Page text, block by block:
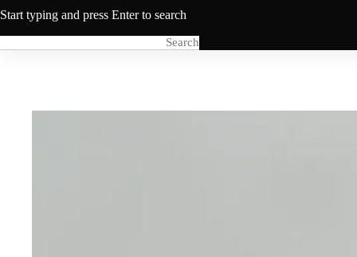
Start typing and press Enter to search